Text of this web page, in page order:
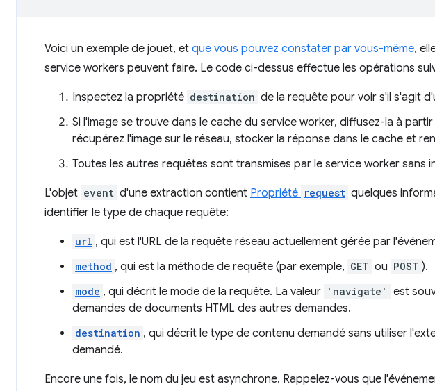
Voici un exemple de jouet, et que vous pouvez constater par vous-même,
service workers peuvent faire. Le code ci-dessus effectue les opérations
Inspectez la propriété destination de la requête pour voir s'il s'agit
Si l'image se trouve dans le cache du service worker, diffusez-la à
récupérez l'image sur le réseau, stocker la réponse dans le cache et
Toutes les autres requêtes sont transmises par le service worker sans
L'objet event d'une extraction contient Propriété request quelques
identifier le type de chaque requête:
url , qui est l'URL de la requête réseau actuellement gérée par
method , qui est la méthode de requête (par exemple, GET ou POST ).
mode , qui décrit le mode de la requête. La valeur 'navigate'
est
demandes de documents HTML des autres demandes.
destination , qui décrit le type de contenu demandé sans utiliser
demandé.
Encore une fois, le nom du jeu est asynchrone. Rappelez-vous que